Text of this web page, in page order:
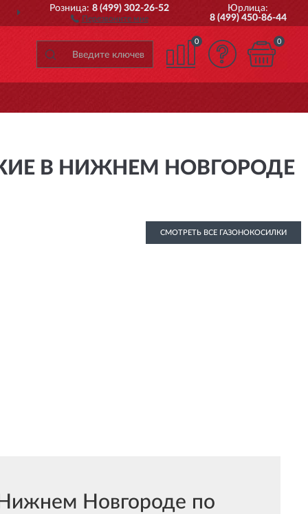
ДОСТАВИМ ПО ВСЕЙ РОССИИ
Розница:8 (499) 302-26-52
Перезвоните мне
Юрлица:
8 (499) 450-86-44
0 0
В НИЖНЕМ НОВГОРОДЕ
СМОТРЕТЬ ВСЕ ГАЗОНОКОСИЛКИ
Новгороде по